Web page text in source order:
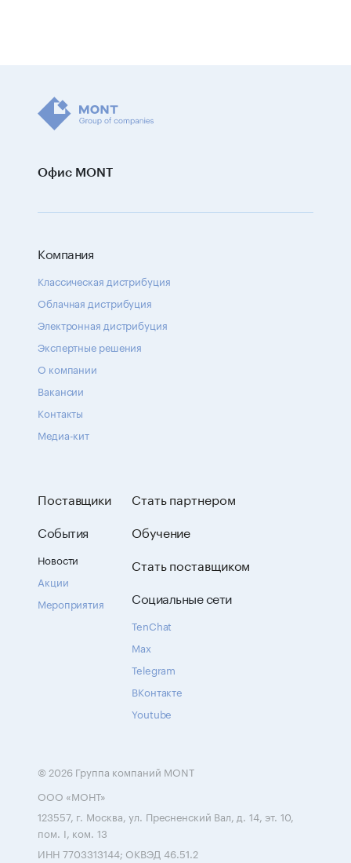
Офис MONT
Компания
Классическая дистрибуция
Облачная дистрибуция
Электронная дистрибуция
Экспертные решения
О компании
Вакансии
Контакты
Медиа-кит
Поставщики
События
Новости
Акции
Мероприятия
Стать партнером
Обучение
Стать поставщиком
Социальные сети
TenChat
Max
Telegram
ВКонтакте
Youtube
© 2026 Группа компаний MONT
ООО «МОНТ»
123557, г. Москва, ул. Пресненский Вал, д. 14, эт. 10,
пом. I, ком. 13
ИНН 7703313144; ОКВЭД 46.51.2